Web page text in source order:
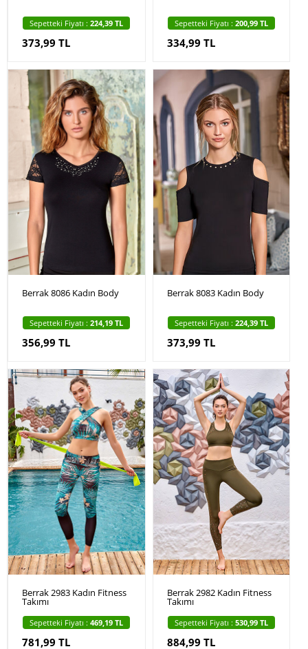
Sepetteki Fiyatı :224,39 TL
373,99 TL
Sepetteki Fiyatı :200,99 TL
334,99 TL
Berrak 8086 Kadın Body
Sepetteki Fiyatı :214,19 TL
356,99 TL
Berrak 8083 Kadın Body
Sepetteki Fiyatı :224,39 TL
373,99 TL
Berrak 2983 Kadın Fitness
Takımı
Sepetteki Fiyatı :469,19 TL
781,99 TL
Berrak 2982 Kadın Fitness
Takımı
Sepetteki Fiyatı :530,99 TL
884,99 TL